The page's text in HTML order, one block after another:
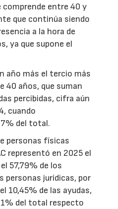
comprende entre 40 y
que continúa siendo
a la hora de
ya que supone el
año más el tercio más
40 años, que suman
percibidas, cifra aún
cuando
del total.
personas físicas
representó en 2025 el
57,79% de los
personas jurídicas, por
10,45% de las ayudas,
del total respecto